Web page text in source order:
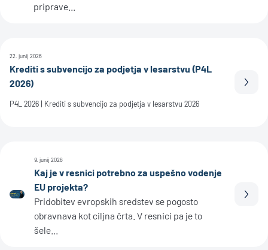
priprave...
22. junij 2026
Krediti s subvencijo za podjetja v lesarstvu (P4L
2026)
P4L 2026 | Krediti s subvencijo za podjetja v lesarstvu 2026
9. junij 2026
Kaj je v resnici potrebno za uspešno vodenje
EU projekta?
Pridobitev evropskih sredstev se pogosto
obravnava kot ciljna črta. V resnici pa je to
šele...